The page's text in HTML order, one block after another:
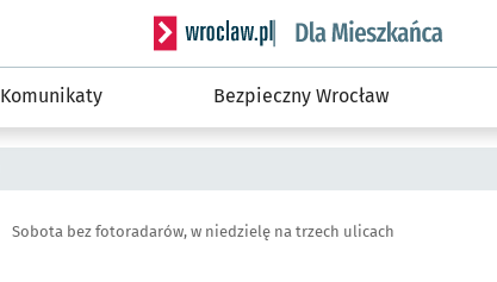
Serwis informacyjny wroclaw.pl
Komunikaty Bezpieczny Wrocław
Sobota bez fotoradarów, w niedzielę na trzech ulicach